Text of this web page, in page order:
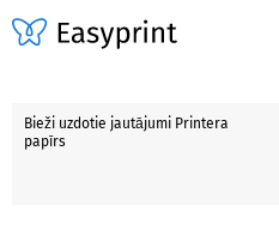
Bieži uzdotie jautājumi Printera
papīrs